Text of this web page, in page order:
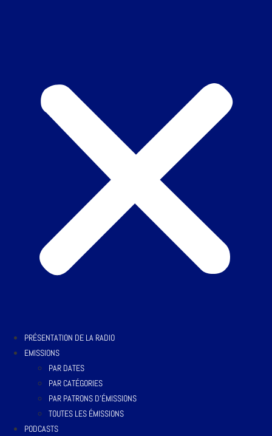
PRÉSENTATION DE LA RADIO
EMISSIONS
PAR DATES
PAR CATÉGORIES
PAR PATRONS D’ÉMISSIONS
TOUTES LES ÉMISSIONS
PODCASTS